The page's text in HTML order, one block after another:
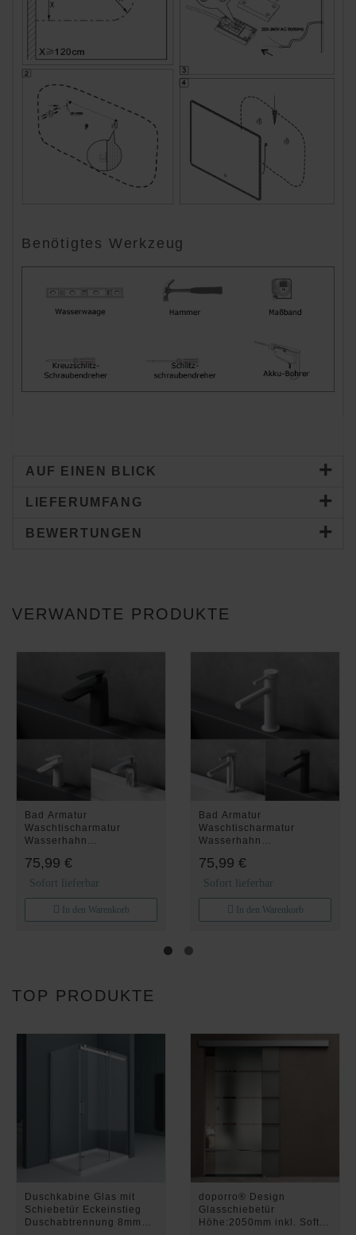
Benötigtes Werkzeug
AUF EINEN BLICK
LIEFERUMFANG
BEWERTUNGEN
VERWANDTE PRODUKTE
Bad Armatur
Waschtischarmatur
Wasserhahn
75,99 €
Sofort lieferbar
In den Warenkorb
Bad Armatur
Waschtischarmatur
Wasserhahn
75,99 €
Sofort lieferbar
In den Warenkorb
TOP PRODUKTE
Duschkabine Glas mit
Schiebetür Eckeinstieg
Duschabtrennung 8mm
doporro® Design
Glasschiebetür
Höhe:2050mm inkl. Soft-